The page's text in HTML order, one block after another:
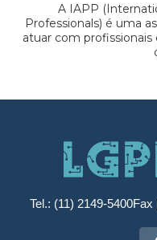
A IAPP
Professionals) é uma
atuar com
Tel.: (11) 2149-5400Fax